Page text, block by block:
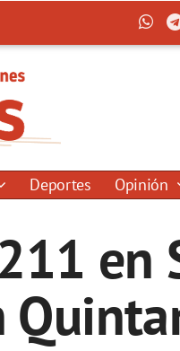
Deportes Opinión
en